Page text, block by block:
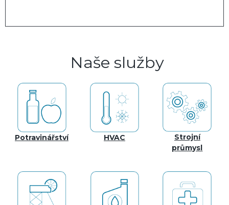
Naše služby
Potravinářství HVAC
Strojní
průmysl